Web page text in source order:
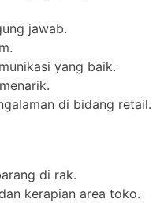
jawab.
yang baik.
di bidang retail.
di rak.
kerapian area toko.